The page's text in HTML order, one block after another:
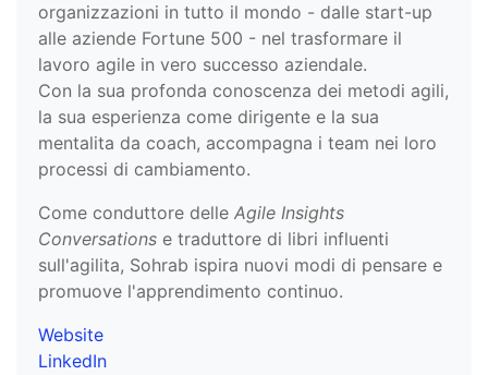
organizzazioni in tutto il mondo - dalle start-up
alle aziende Fortune 500 - nel trasformare il
lavoro agile in vero successo aziendale.
Con la sua profonda conoscenza dei metodi agili,
la sua esperienza come dirigente e la sua
mentalita da coach, accompagna i team nei loro
processi di cambiamento.
Come conduttore delle Agile Insights
Conversations e traduttore di libri influenti
sull'agilita, Sohrab ispira nuovi modi di pensare e
promuove l'apprendimento continuo.
Website
LinkedIn